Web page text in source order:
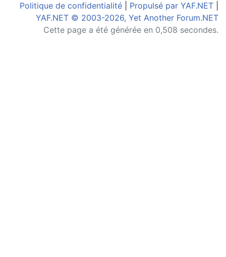
Politique de confidentialité Propulsé par YAF.NET
YAF.NET © 2003-2026, Yet Another Forum.NET
Cette page a été générée en 0,508 secondes.